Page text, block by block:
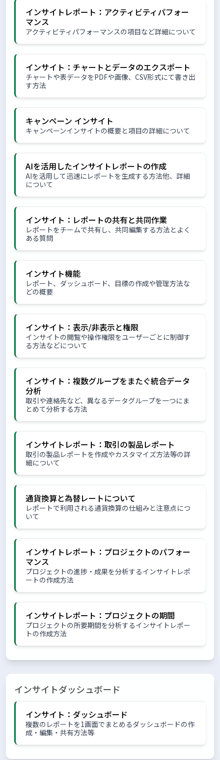
インサイトレポート：アクティビティパフォー
マンス
アクティビティパフォーマンスの項目など詳細について
インサイト：チャートとデータのエクスポート
チャートや表データをPDFや画像、CSV形式にて書き出
す方法
キャンペーン インサイト
キャンペーンインサイトの概要と項目の詳細について
AIを活用したインサイトレポートの作成
AIを活用して迅速にレポートを生成する方法他、詳細
について
インサイト：レポートの共有と共同作業
レポートをチームで共有し、共同編集する方法とよく
ある質問
インサイト機能
レポート、ダッシュボード、目標の作成や管理方法な
どの概要
インサイト：表示/非表示と権限
インサイトの閲覧や操作権限をユーザーごとに制御す
る方法などについて
インサイト：複数グループをまたぐ統合データ
分析
取引や連絡先など、異なるデータグループを一つにま
とめて分析する方法
インサイトレポート：取引の製品レポート
取引の製品レポートを作成やカスタマイズ方法等の詳
細について
通貨換算と為替レートについて
レポートで利用される通貨換算の仕組みと注意点につ
いて
インサイトレポート：プロジェクトのパフォー
マンス
プロジェクトの進捗・成果を分析するインサイトレポ
ートの作成方法
インサイトレポート：プロジェクトの期間
プロジェクトの所要期間を分析するインサイトレポー
トの作成方法
インサイトダッシュボード
インサイト：ダッシュボード
複数のレポートを1画面でまとめるダッシュボードの作
成・編集・共有方法等